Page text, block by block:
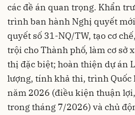
các đề án quan trọng. Khẩn
trình ban hành Nghị quyết
quyết số 31-NQ/TW, tạo cơ
trội cho Thành phố, làm cơ sở
thị đặc biệt; hoàn thiện dự án
lượng, tính khả thi, trình Quốc
năm 2026 (điều kiện thuận
trong tháng 7/2026) và chủ